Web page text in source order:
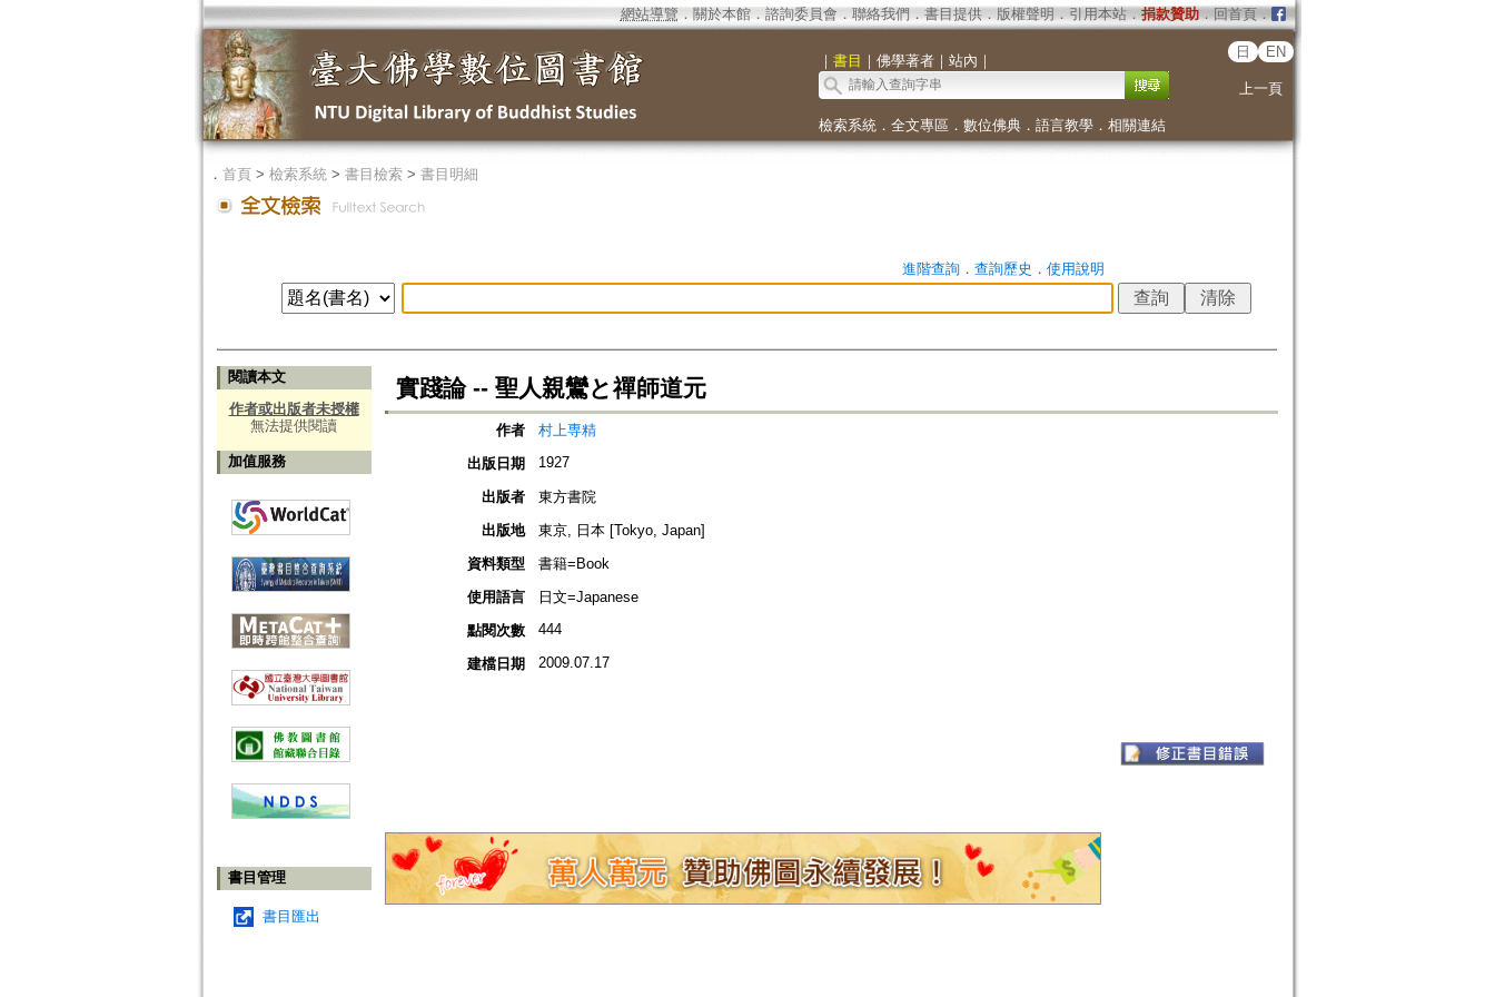
網站導覽 ． 關於本館． 諮詢委員會． 聯絡我們 ． 書目提供． 版權聲明 ． 引用本站． 捐款贊助．回首頁．
｜ 書目 ｜ 佛學著者｜ 站內 ｜
日 EN
上一頁
檢索系統． 全文專區 ． 數位佛典． 語言教學． 相關連結
． 首頁> 檢索系統> 書目檢索> 書目明細
進階查詢． 查詢歷史 ． 使用說明
閱讀本文
作者或出版者未授權
無法提供閱讀
加值服務
書目管理
書目匯出
實踐論 -- 聖人親鸞と禪師道元
作者
村上専精
出版日期
1927
出版者
東方書院
出版地
東京, 日本 [Tokyo, Japan]
資料類型
書籍=Book
使用語言
日文=Japanese
點閱次數
444
建檔日期 2009.07.17